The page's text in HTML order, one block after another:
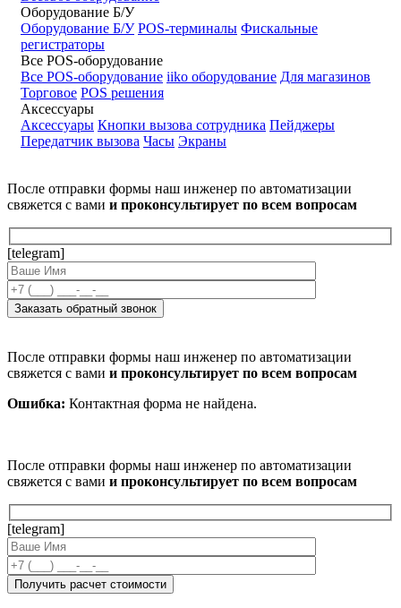
Оборудование Б/У
Оборудование Б/У POS-терминалы Фискальные
регистраторы
Все POS-оборудование
Все POS-оборудование iiko оборудование Для магазинов
Торговое POS решения
Аксессуары
Аксессуары Кнопки вызова сотрудника Пейджеры
Передатчик вызова Часы Экраны
После отправки формы наш инженер по автоматизации
свяжется с вами и проконсультирует по всем вопросам
[telegram]
После отправки формы наш инженер по автоматизации
свяжется с вами и проконсультирует по всем вопросам
Ошибка: Контактная форма не найдена.
После отправки формы наш инженер по автоматизации
свяжется с вами и проконсультирует по всем вопросам
[telegram]